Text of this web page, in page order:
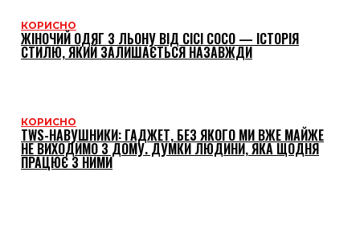
КОРИСНО
ЖІНОЧИЙ ОДЯГ З ЛЬОНУ ВІД CICI COCO — ІСТОРІЯ
СТИЛЮ, ЯКИЙ ЗАЛИШАЄТЬСЯ НАЗАВЖДИ
КОРИСНО
TWS-НАВУШНИКИ: ГАДЖЕТ, БЕЗ ЯКОГО МИ ВЖЕ МАЙЖЕ
НЕ ВИХОДИМО З ДОМУ. ДУМКИ ЛЮДИНИ, ЯКА ЩОДНЯ
ПРАЦЮЄ З НИМИ